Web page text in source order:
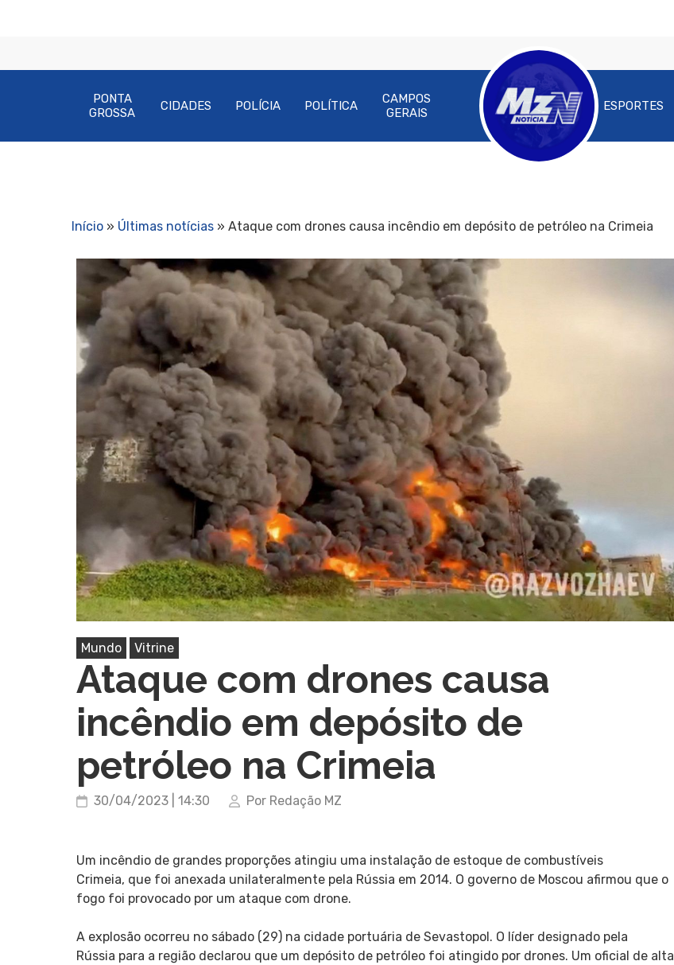
Pressione Enter para pesquisar ou ESC para fechar
PONTA
GROSSA
CIDADES POLÍCIA POLÍTICA
CAMPOS
GERAIS
ESPORTES
Início » Últimas notícias » Ataque com drones causa incêndio em depósito de petróleo na Crimeia
Mundo Vitrine
Ataque com drones causa
incêndio em depósito de
petróleo na Crimeia
30/04/2023 | 14:30 Por Redação MZ
Um incêndio de grandes proporções atingiu uma instalação de estoque de combustíveis
Crimeia, que foi anexada unilateralmente pela Rússia em 2014. O governo de Moscou afirmou que o
fogo foi provocado por um ataque com drone.
A explosão ocorreu no sábado (29) na cidade portuária de Sevastopol. O líder designado pela
Rússia para a região declarou que um depósito de petróleo foi atingido por drones. Um oficial de alta